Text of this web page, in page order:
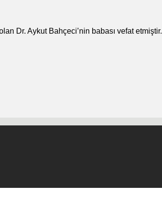
Dr. Aykut Bahçeci’nin babası vefat etmiştir.